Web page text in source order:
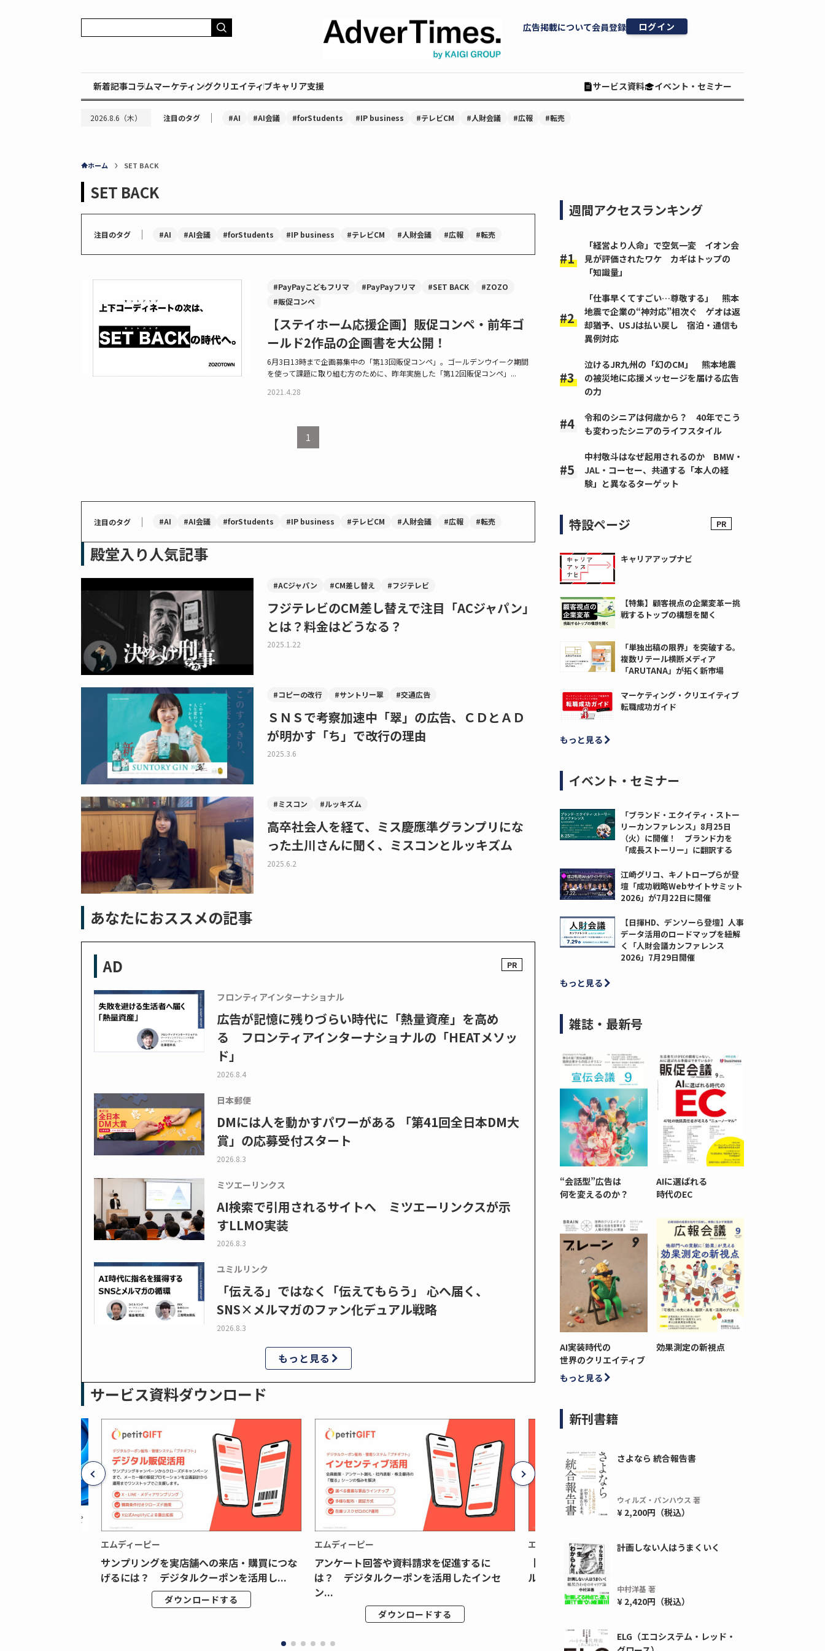
広告掲載について会員登録 ログイン
新着記事コラムマーケティングクリエイティブキャリア支援 サービス資料 イベント・セミナー
2026.8.6（木） 注目のタグ ｜ #AI #AI会議 #forStudents #IP business #テレビCM #人財会議 #広報 #転売
ホーム SET BACK
SET BACK
注目のタグ ｜ #AI #AI会議 #forStudents #IP business #テレビCM #人財会議 #広報 #転売
#PayPayこどもフリマ #PayPayフリマ #SET BACK
#ZOZO
#販促コンペ
【ステイホーム応援企画】販促コンペ・前年ゴ
ールド2作品の企画書を大公開！
6月3日13時まで企画募集中の「第13回販促コンペ」。ゴールデンウイーク期間
を使って課題に取り組む方のために、昨年実施した「第12回販促コンペ」...
2021.4.28
1
注目のタグ ｜ #AI #AI会議 #forStudents #IP business #テレビCM #人財会議 #広報 #転売
殿堂入り人気記事
#ACジャパン #CM差し替え #フジテレビ
フジテレビのCM差し替えで注目「ACジャパン」
とは？料金はどうなる？
2025.1.22
#コピーの改行 #サントリー翠 #交通広告
ＳＮＳで考察加速中「翠」の広告、ＣＤとＡＤ
が明かす「ち」で改行の理由
2025.3.6
#ミスコン #ルッキズム
高卒社会人を経て、ミス慶應準グランプリにな
った土川さんに聞く、ミスコンとルッキズム
2025.6.2
あなたにおススメの記事
AD
フロンティアインターナショナル
広告が記憶に残りづらい時代に「熱量資産」を高め
る フロンティアインターナショナルの「HEATメソッ
ド」
2026.8.4
日本郵便
DMには人を動かすパワーがある 「第41回全日本DM大
賞」の応募受付スタート
2026.8.3
ミツエーリンクス
AI検索で引用されるサイトへ ミツエーリンクスが示
すLLMO実装
2026.8.3
ユミルリンク
「伝える」ではなく「伝えてもらう」 心へ届く、
SNS×メルマガのファン化デュアル戦略
2026.8.3
もっと見る
サービス資料ダウンロード
エムディーピー
サンプリングを実店舗への来店・購買につな
げるには？ デジタルクーポンを活用し...
ダウンロードする
エムディーピー
アンケート回答や資料請求を促進するに
は？ デジタルクーポンを活用したインセ
ン...
ダウンロードする
エムディーピー
【月間1,000万本以上の配布実績！】デジタ
ルクーポンを活用した販促キャンペーンを...
ダウンロードする
週間アクセスランキング
「経営より人命」で空気一変 イオン会
見が評価されたワケ カギはトップの
「知識量」
「仕事早くてすごい…尊敬する」 熊本
地震で企業の“神対応”相次ぐ ゲオは返
却猶予、USJは払い戻し 宿泊・通信も
異例対応
泣けるJR九州の「幻のCM」 熊本地震
の被災地に応援メッセージを届ける広告
の力
令和のシニアは何歳から？ 40年でこう
も変わったシニアのライフスタイル
中村敬斗はなぜ起用されるのか BMW・
JAL・コーセー、共通する「本人の経
験」と異なるターゲット
特設ページ
キャリアアップナビ
【特集】顧客視点の企業変革ー挑
戦するトップの構想を聞く
「単独出稿の限界」を突破する。
複数リテール横断メディア
「ARUTANA」が拓く新市場
マーケティング・クリエイティブ
転職成功ガイド
もっと見る
イベント・セミナー
「ブランド・エクイティ・ストー
リーカンファレンス」8月25日
（火）に開催！ ブランド力を
「成長ストーリー」に翻訳する
江崎グリコ、キノトロープらが登
壇「成功戦略Webサイトサミット
2026」が7月22日に開催
【日揮HD、デンソーら登壇】人事
データ活用のロードマップを紐解
く「人財会議カンファレンス
2026」7月29日開催
もっと見る
雑誌・最新号
“会話型”広告は
何を変えるのか？
AIに選ばれる
時代のEC
AI実装時代の
世界のクリエイティブ
効果測定の新視点
もっと見る
新刊書籍
さよなら 統合報告書
ウィルズ・パンハウス 著
¥ 2,200円（税込）
計画しない人はうまくいく
中村洋基 著
¥ 2,420円（税込）
ELG（エコシステム・レッド・